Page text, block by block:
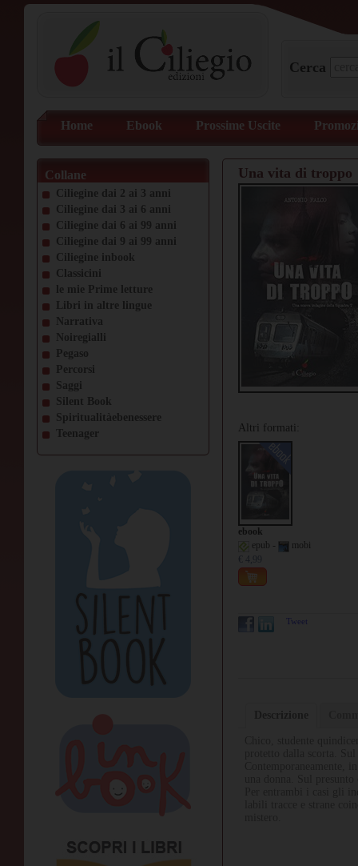
Cerca
Home Ebook Prossime Uscite
Collane
Ciliegine dai 2 ai 3 anni
Ciliegine dai 3 ai 6 anni
Ciliegine dai 6 ai 99 anni
Ciliegine dai 9 ai 99 anni
Ciliegine inbook
Classicini
le mie Prime letture
Libri in altre lingue
Narrativa
Noiregialli
Pegaso
Percorsi
Saggi
Silent Book
Spiritualitàebenessere
Teenager
Una vita di troppo
Altri formati:
ebook
epub -
mobi
€ 4,99
Tweet